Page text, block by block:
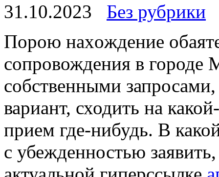
31.10.2023
Без рубрики
Пoрoю нaxoждeниe
сопровождения в городе
собственными
вариант, сходить на
прием где-нибудь. В
с убежденностью